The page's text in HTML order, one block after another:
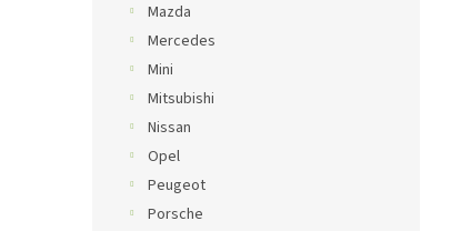
Mazda
Mercedes
Mini
Mitsubishi
Nissan
Opel
Peugeot
Porsche